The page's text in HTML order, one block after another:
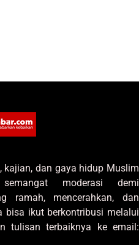
kajian, dan gaya hidup Muslim
moderasi demi
ramah, mencerahkan, dan
bisa ikut berkontribusi melalui
tulisan terbaiknya ke email: